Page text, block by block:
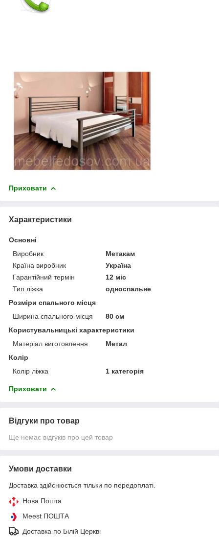
Приховати
Характеристики
Основні
Виробник
Метакам
Країна виробник
Україна
Гарантійний термін
12 міс
Тип ліжка
односпальне
Розміри спального місця
Ширина спального місця
80 см
Користувальницькі характеристики
Матеріал виготовлення
Метал
Колір
Колір ліжка
1 категорія
Приховати
Відгуки про товар
Ще немає відгуків про цей товар
Умови доставки
Доставка здійснюється тільки по передоплаті.
Нова Пошта
Meest ПОШТА
Доставка по Білій Церкві